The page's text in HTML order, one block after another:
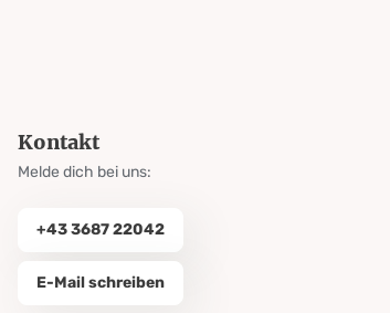
Kontakt
Melde dich bei uns:
+43 3687 22042
E-Mail schreiben